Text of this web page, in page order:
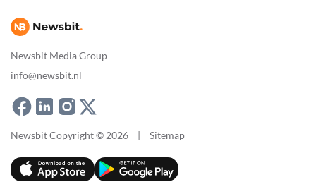
Newsbit Media Group
info@newsbit.nl
Newsbit Copyright © 2026 | Sitemap